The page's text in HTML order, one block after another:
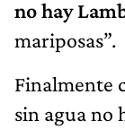
no hay
mariposas”.
Finalmente
sin agua no